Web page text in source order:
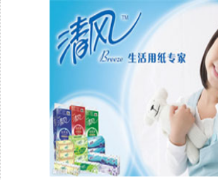
不要问我，咋跪键盘，没人告诉我python程